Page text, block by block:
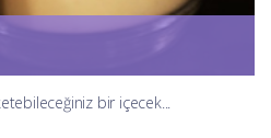
bir içecek...